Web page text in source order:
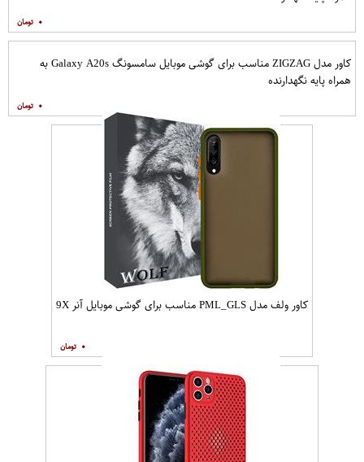
۰
کاور مدل ZIGZAG مناسب برای گوشی موبایل سامسونگ Galaxy A20s به
همراه پایه نگهدارنده
۰
کاور ولف مدل PML_GLS مناسب برای گوشی موبایل آنر 9X
۰